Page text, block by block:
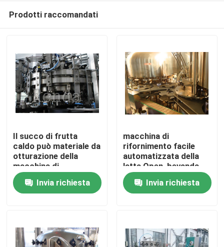
Casa
Contatti
Prodotti raccomandati
Il succo di frutta
caldo può materiale da
otturazione della
macchina di
rifornimento 2-In-1 e
tappatrice 6000 BPH
Invia richiesta
macchina di
rifornimento facile
automatizzata della
latta Open, bevanda
del gas/unità di
riempimento della
soda
Invia richiesta